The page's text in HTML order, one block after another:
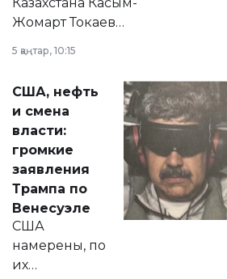
Жомарт Токаев
сразу несколько
актуальных тем —
от слухов о
политических
реформах до
вопросов армии,
экономики и
личного здоровья.
5 қаңтар, 10:15
США, нефть
и смена
власти:
громкие
заявления
Трампа по
Венесуэле
США
намерены, по
их